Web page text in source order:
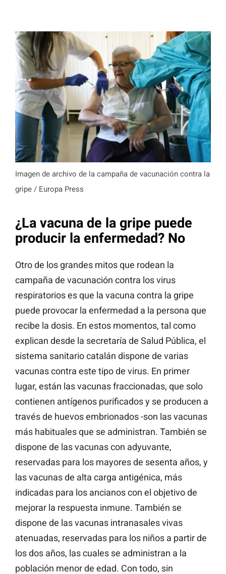
Imagen de archivo de la campaña de vacunación contra la
gripe / Europa Press
¿La vacuna de la gripe puede
producir la enfermedad? No
Otro de los grandes mitos que rodean la
campaña de vacunación contra los virus
respiratorios es que la vacuna contra la gripe
puede provocar la enfermedad a la persona que
recibe la dosis. En estos momentos, tal como
explican desde la secretaría de Salud Pública, el
sistema sanitario catalán dispone de varias
vacunas contra este tipo de virus. En primer
lugar, están las vacunas fraccionadas, que solo
contienen antígenos purificados y se producen a
través de huevos embrionados -son las vacunas
más habituales que se administran. También se
dispone de las vacunas con adyuvante,
reservadas para los mayores de sesenta años, y
las vacunas de alta carga antigénica, más
indicadas para los ancianos con el objetivo de
mejorar la respuesta inmune. También se
dispone de las vacunas intranasales vivas
atenuadas, reservadas para los niños a partir de
los dos años, las cuales se administran a la
población menor de edad. Con todo, sin